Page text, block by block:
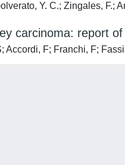
Y. C.; Zingales, F.;
carcinoma: report
F; Franchi, F;